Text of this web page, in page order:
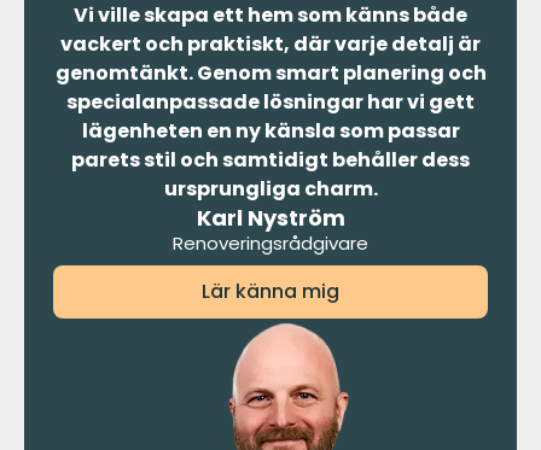
Vi ville skapa ett hem som känns både
vackert och praktiskt, där varje detalj är
genomtänkt. Genom smart planering och
specialanpassade lösningar har vi gett
lägenheten en ny känsla som passar
parets stil och samtidigt behåller dess
ursprungliga charm.
Karl Nyström
Renoveringsrådgivare
Lär känna mig